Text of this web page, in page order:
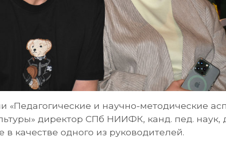
«Педагогические и научно-методические
директор СПб НИИФК, канд. пед. наук,
в качестве одного из руководителей.